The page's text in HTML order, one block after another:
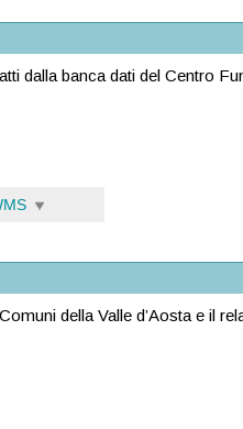
dalla banca dati del Centro
della Valle d’Aosta e il